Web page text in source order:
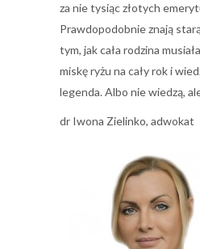
za nie tysiąc złotych
Prawdopodobnie znają
tym, jak cała rodzina
miskę ryżu na cały rok i
legenda. Albo nie wiedzą,
dr Iwona Zielinko, adwokat